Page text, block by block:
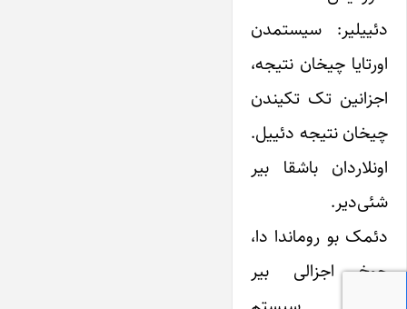
دئییلیر:‌ سیستمدن
اورتایا چیخان نتیجه،
اجزانین تک تکیندن
چیخان نتیجه دئییل.
اونلاردان باشقا بیر
شئی‌دیر.
دئمک بو روماندا دا،
چوخ اجزالی بیر